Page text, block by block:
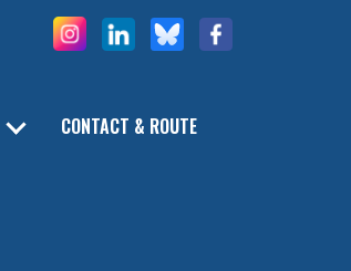
CONTACT & ROUTE